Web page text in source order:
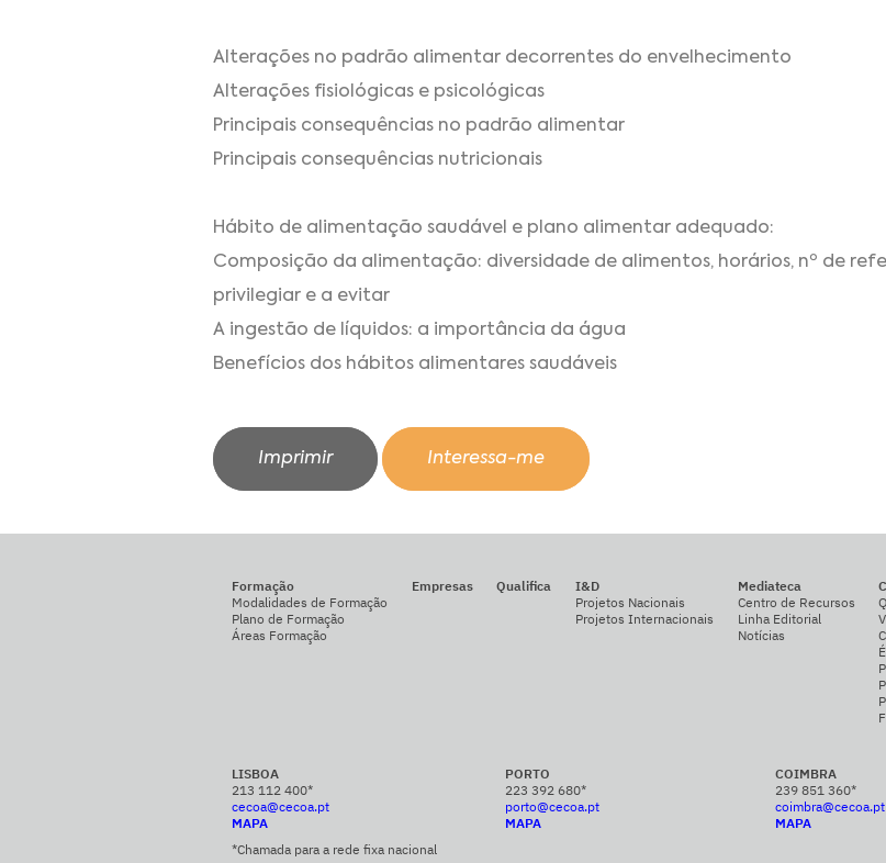
Alterações no padrão alimentar decorrentes do envelhecimento
Alterações fisiológicas e psicológicas
Principais consequências no padrão alimentar
Principais consequências nutricionais
Hábito de alimentação saudável e plano alimentar adequado:
Composição da alimentação: diversidade de alimentos, horários, nº de
privilegiar e a evitar
A ingestão de líquidos: a importância da água
Benefícios dos hábitos alimentares saudáveis
Imprimir Interessa-me
Formação
Modalidades de Formação
Plano de Formação
Áreas Formação
Empresas Qualifica
I&D
Projetos Nacionais
Projetos Internacionais
Mediateca
Centro de Recursos
Linha Editorial
Notícias
LISBOA
213 112 400*
cecoa@cecoa.pt
MAPA
PORTO
223 392 680*
porto@cecoa.pt
MAPA
COIMBRA
239 851 360*
coimbra@cecoa.pt
MAPA
*Chamada para a rede fixa nacional